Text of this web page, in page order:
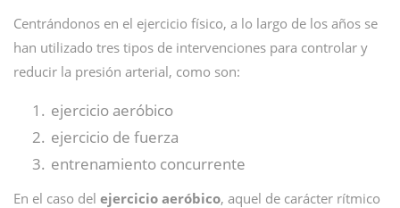
Centrándonos en el ejercicio físico, a lo largo de los años se
han utilizado tres tipos de intervenciones para controlar y
reducir la presión arterial, como son:
ejercicio aeróbico
ejercicio de fuerza
entrenamiento concurrente
En el caso del ejercicio aeróbico, aquel de carácter rítmico